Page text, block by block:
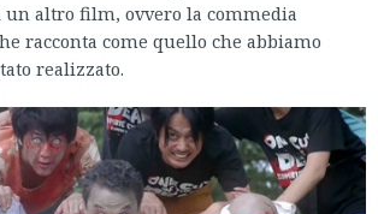
altro film, ovvero la commedia
racconta come quello che abbiamo
realizzato.